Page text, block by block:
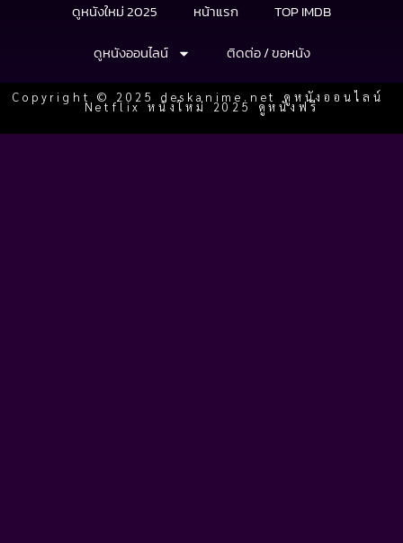
ดูหนังใหม่ 2025 หน้าแรก
TOP IMDB
ดูหนังออนไลน์
ติดต่อ / ขอหนัง
Copyright © 2025 deskanime.net ดูหนังออนไลน์
Netflix หนังใหม่ 2025 ดูหนังฟรี